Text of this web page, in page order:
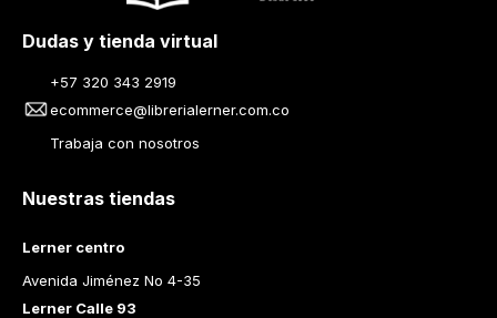
Dudas y tienda virtual
+57 320 343 2919
ecommerce@librerialerner.com.co
Trabaja con nosotros
Nuestras tiendas
Lerner centro
Avenida Jiménez No 4-35
Lerner Calle 93